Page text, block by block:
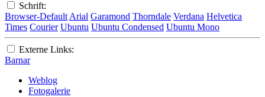
Schrift:
Browser-Default Arial Garamond Thorndale Verdana Helvetica
Times Courier Ubuntu Ubuntu Condensed Ubuntu Mono
Externe Links:
Barnar
Weblog
Fotogalerie